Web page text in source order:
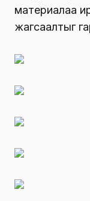
материалаа
жагсаалтыг